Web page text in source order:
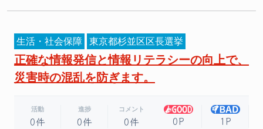
生活・社会保障 東京都杉並区区長選挙
正確な情報発信と情報リテラシーの向上で、
災害時の混乱を防ぎます。
活動
0件
進捗
0件
コメント
0件 0P 1P